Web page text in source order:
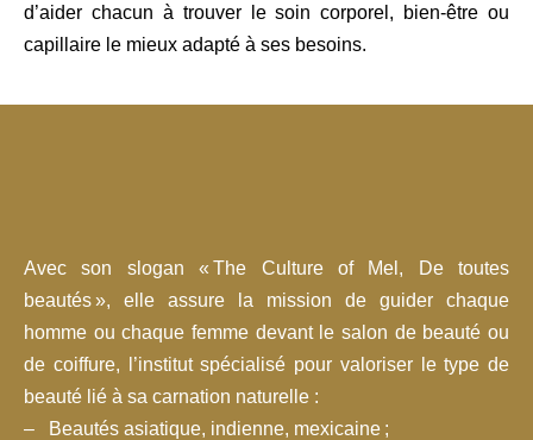
d’aider chacun à trouver le soin corporel, bien-être ou
capillaire le mieux adapté à ses besoins.
Avec son slogan « The Culture of Mel, De toutes
beautés », elle assure la mission de guider chaque
homme ou chaque femme devant le salon de beauté ou
de coiffure, l’institut spécialisé pour valoriser le type de
beauté lié à sa carnation naturelle :
– Beautés asiatique, indienne, mexicaine ;